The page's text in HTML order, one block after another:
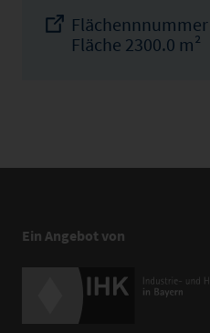
Fläche 2300.0 m²
Ein Angebot von